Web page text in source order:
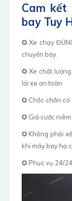
Cam kết
bay Tuy
✪ Xe chạy
chuyến bay.
✪ Xe chất
lái xe an toàn
✪ Chắc chắn có
✪ Giá cước
✪ Không phải
khi máy bay hạ
✪ Phục vụ 24/